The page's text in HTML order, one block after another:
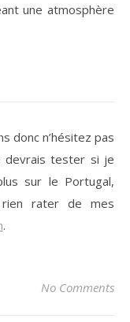
une atmosphère
donc n’hésitez pas
devrais tester si je
sur le Portugal,
rater de mes
.
No Comments